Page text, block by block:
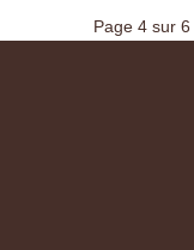
Page 4 sur 6